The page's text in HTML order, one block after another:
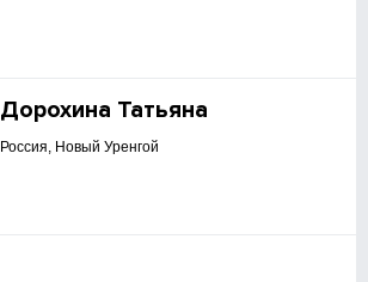
Дорохина Татьяна
Россия, Новый Уренгой